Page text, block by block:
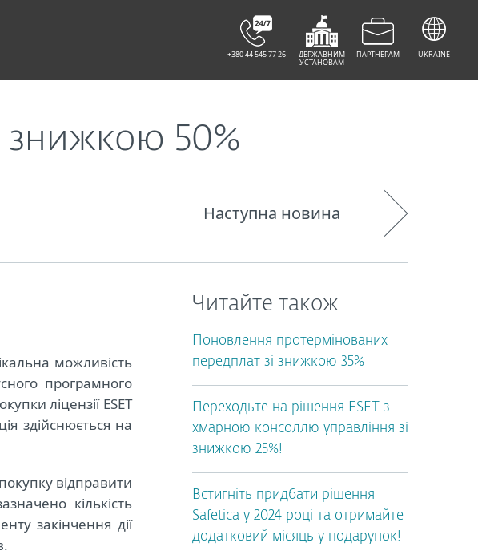
знижкою 50%
Наступна новина
можливість
програмного
ліцензії ESET
здійснюється на
відправити
кількість
закінчення дії
Читайте також
Поновлення протермінованих
передплат зі знижкою 35%
Переходьте на рішення ESET з
хмарною консоллю управління зі
знижкою 25%!
Встигніть придбати рішення
Safetica у 2024 році та отримайте
додатковий місяць у подарунок!
+380 44 545 77 26 ДЕРЖАВНИМ
УСТАНОВАМ
ПАРТНЕРАМ UKRAINE